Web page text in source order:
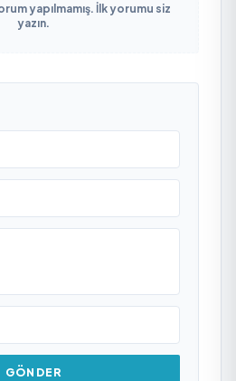
yapılmamış. İlk yorumu siz
yazın.
GÖNDER